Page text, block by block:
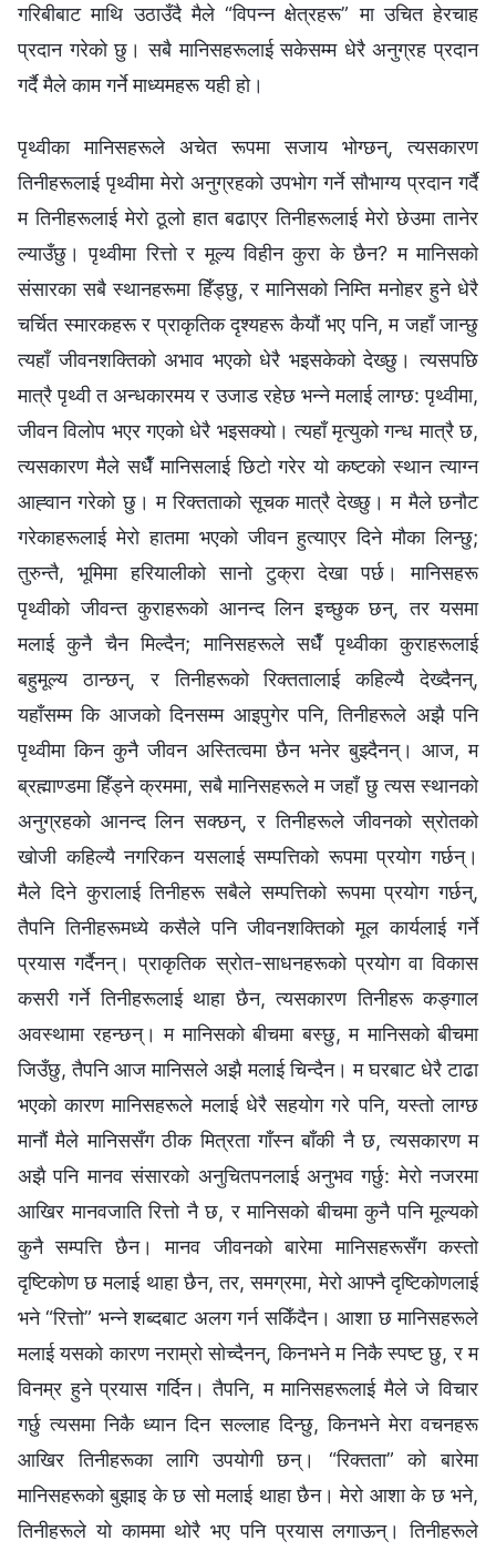
गरिबीबाट माथि उठाउँदै मैले “विपन्‍न क्षेत्रहरू” मा उचित हेरचाह
प्रदान गरेको छु। सबै मानिसहरूलाई सकेसम्‍म धेरै अनुग्रह प्रदान
गर्दै मैले काम गर्ने माध्यमहरू यही हो।
पृथ्वीका मानिसहरूले अचेत रूपमा सजाय भोग्छन्, त्यसकारण
तिनीहरूलाई पृथ्वीमा मेरो अनुग्रहको उपभोग गर्ने सौभाग्य प्रदान गर्दै
म तिनीहरूलाई मेरो ठूलो हात बढाएर तिनीहरूलाई मेरो छेउमा तानेर
ल्याउँछु। पृथ्वीमा रित्तो र मूल्य विहीन कुरा के छैन? म मानिसको
संसारका सबै स्थानहरूमा हिँड्छु, र मानिसको निम्ति मनोहर हुने धेरै
चर्चित स्मारकहरू र प्राकृतिक दृश्यहरू कैयौं भए पनि, म जहाँ जान्छु
त्यहाँ जीवनशक्तिको अभाव भएको धेरै भइसकेको देख्छु। त्यसपछि
मात्रै पृथ्वी त अन्धकारमय र उजाड रहेछ भन्‍ने मलाई लाग्छ: पृथ्वीमा,
जीवन विलोप भएर गएको धेरै भइसक्यो। त्यहाँ मृत्युको गन्ध मात्रै छ,
त्यसकारण मैले सधैँ मानिसलाई छिटो गरेर यो कष्टको स्थान त्याग्‍न
आह्‍वान गरेको छु। म रिक्तताको सूचक मात्रै देख्छु। म मैले छनौट
गरेकाहरूलाई मेरो हातमा भएको जीवन हुत्याएर दिने मौका लिन्छु;
तुरुन्तै, भूमिमा हरियालीको सानो टुक्रा देखा पर्छ। मानिसहरू
पृथ्वीको जीवन्त कुराहरूको आनन्द लिन इच्‍छुक छन्, तर यसमा
मलाई कुनै चैन मिल्दैन; मानिसहरूले सधैँ पृथ्वीका कुराहरूलाई
बहुमूल्य ठान्छन्, र तिनीहरूको रिक्ततालाई कहिल्यै देख्दैनन्,
यहाँसम्‍म कि आजको दिनसम्‍म आइपुगेर पनि, तिनीहरूले अझै पनि
पृथ्वीमा किन कुनै जीवन अस्तित्वमा छैन भनेर बुझ्दैनन्। आज, म
ब्रह्माण्डमा हिँड्ने क्रममा, सबै मानिसहरूले म जहाँ छु त्यस स्थानको
अनुग्रहको आनन्द लिन सक्छन्, र तिनीहरूले जीवनको स्रोतको
खोजी कहिल्यै नगरिकन यसलाई सम्पत्तिको रूपमा प्रयोग गर्छन्।
मैले दिने कुरालाई तिनीहरू सबैले सम्पत्तिको रूपमा प्रयोग गर्छन्,
तैपनि तिनीहरूमध्ये कसैले पनि जीवनशक्तिको मूल कार्यलाई गर्ने
प्रयास गर्दैनन्। प्राकृतिक स्रोत-साधनहरूको प्रयोग वा विकास
कसरी गर्ने तिनीहरूलाई थाहा छैन, त्यसकारण तिनीहरू कङ्गाल
अवस्थामा रहन्छन्। म मानिसको बीचमा बस्छु, म मानिसको बीचमा
जिउँछु, तैपनि आज मानिसले अझै मलाई चिन्दैन। म घरबाट धेरै टाढा
भएको कारण मानिसहरूले मलाई धेरै सहयोग गरे पनि, यस्तो लाग्छ
मानौं मैले मानिससँग ठीक मित्रता गाँस्‍न बाँकी नै छ, त्यसकारण म
अझै पनि मानव संसारको अनुचितपनलाई अनुभव गर्छु: मेरो नजरमा
आखिर मानवजाति रित्तो नै छ, र मानिसको बीचमा कुनै पनि मूल्यको
कुनै सम्पत्ति छैन। मानव जीवनको बारेमा मानिसहरूसँग कस्तो
दृष्टिकोण छ मलाई थाहा छैन, तर, समग्रमा, मेरो आफ्‍नै दृष्टिकोणलाई
भने “रित्तो” भन्‍ने शब्‍दबाट अलग गर्न सकिँदैन। आशा छ मानिसहरूले
मलाई यसको कारण नराम्रो सोच्दैनन्, किनभने म निकै स्पष्ट छु, र म
विनम्र हुने प्रयास गर्दिन। तैपनि, म मानिसहरूलाई मैले जे विचार
गर्छु त्यसमा निकै ध्यान दिन सल्‍लाह दिन्छु, किनभने मेरा वचनहरू
आखिर तिनीहरूका लागि उपयोगी छन्। “रिक्तता” को बारेमा
मानिसहरूको बुझाइ के छ सो मलाई थाहा छैन। मेरो आशा के छ भने,
तिनीहरूले यो काममा थोरै भए पनि प्रयास लगाऊन्। तिनीहरूले